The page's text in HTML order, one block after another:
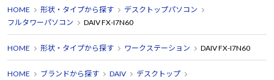
HOME 形状・タイプから探す
デスクトップパソコン
フルタワーパソコン
DAIV FX-I7N60
HOME 形状・タイプから探す ワークステーション DAIV FX-I7N60
HOME ブランドから探す DAIV
デスクトップ